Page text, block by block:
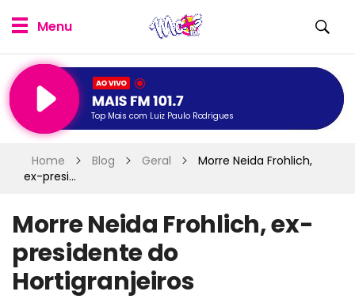
Top Mais com Luiz Paulo Rodrigues
Home Blog Geral
Morre Neida Frohlich,
ex-presi...
Morre Neida Frohlich, ex-
presidente do
Hortigranjeiros